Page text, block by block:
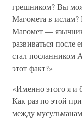
грешником? Вы
Магомета в ислам?
Магомет —
развиваться
стал посланником
этот факт?»
«Именно этого я и
Как раз по этой
между